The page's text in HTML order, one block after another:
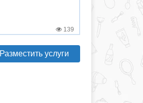
139
Разместить услуги